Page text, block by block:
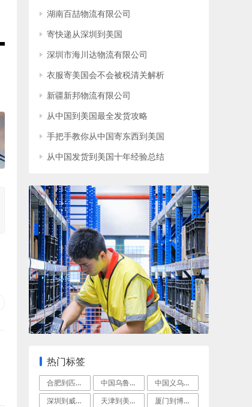
湖南百喆物流有限公司
寄快递从深圳到美国
深圳市海川达物流有限公司
衣服寄美国会不会被税清关解析
新疆新邦物流有限公司
从中国到美国最全发货攻略
手把手教你从中国寄东西到美国
从中国发货到美国十年经验总结
热门标签
合肥到匹兹堡(Pittsburgh)国际 中国乌鲁木齐到美国诺福克空运
中国义乌到美国纽约国际海运
深圳到威尔明顿国际快递
天津到美国科珀斯克里斯蒂(CorpusC
厦门到博根菲尔德拼箱海运